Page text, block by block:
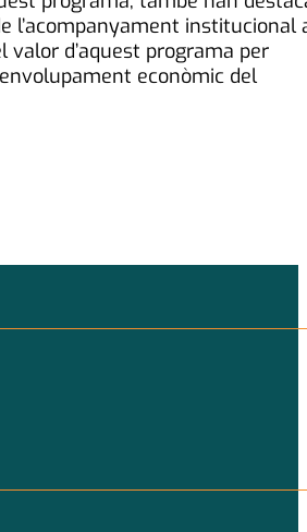
l’acompanyament institucional
valor d’aquest programa per
econòmic del